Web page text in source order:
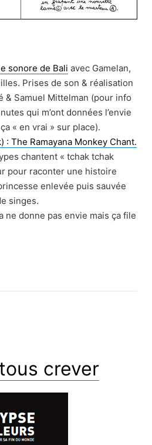
sonore de Bali avec Gamelan,
Prises de son & réalisation
& Samuel Mittelman (pour info
qui m’ont données l’envie
« en vrai » sur place).
: The Ramayana Monkey Chant.
chantent « tchak tchak
pour raconter une histoire
enlevée puis sauvée
singes.
ne donne pas envie mais ça file
crever